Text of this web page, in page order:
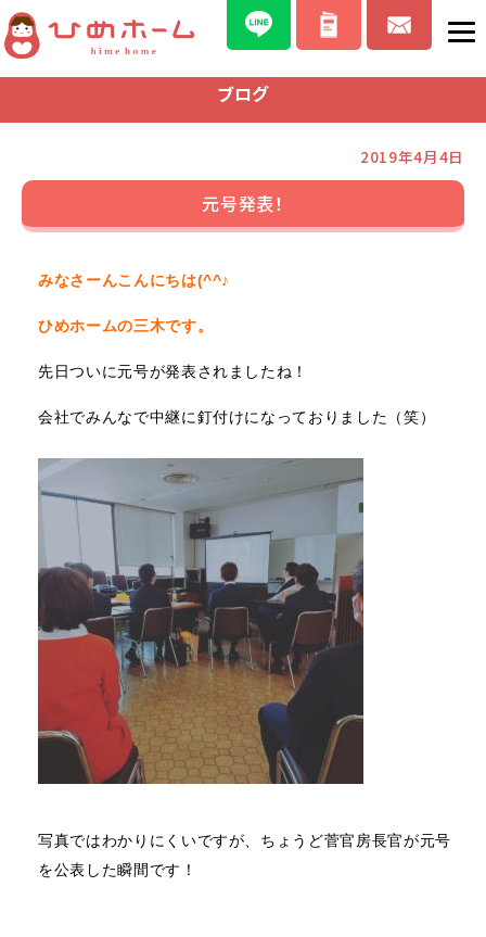
ブログ
2019年4月4日
元号発表！
みなさーんこんにちは(^^♪
ひめホームの三木です。
先日ついに元号が発表されましたね！
会社でみんなで中継に釘付けになっておりました（笑）
写真ではわかりにくいですが、ちょうど菅官房長官が元号
を公表した瞬間です！